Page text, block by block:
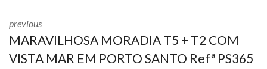
previous
MARAVILHOSA MORADIA T5 + T2 COM
VISTA MAR EM PORTO SANTO Refª PS365